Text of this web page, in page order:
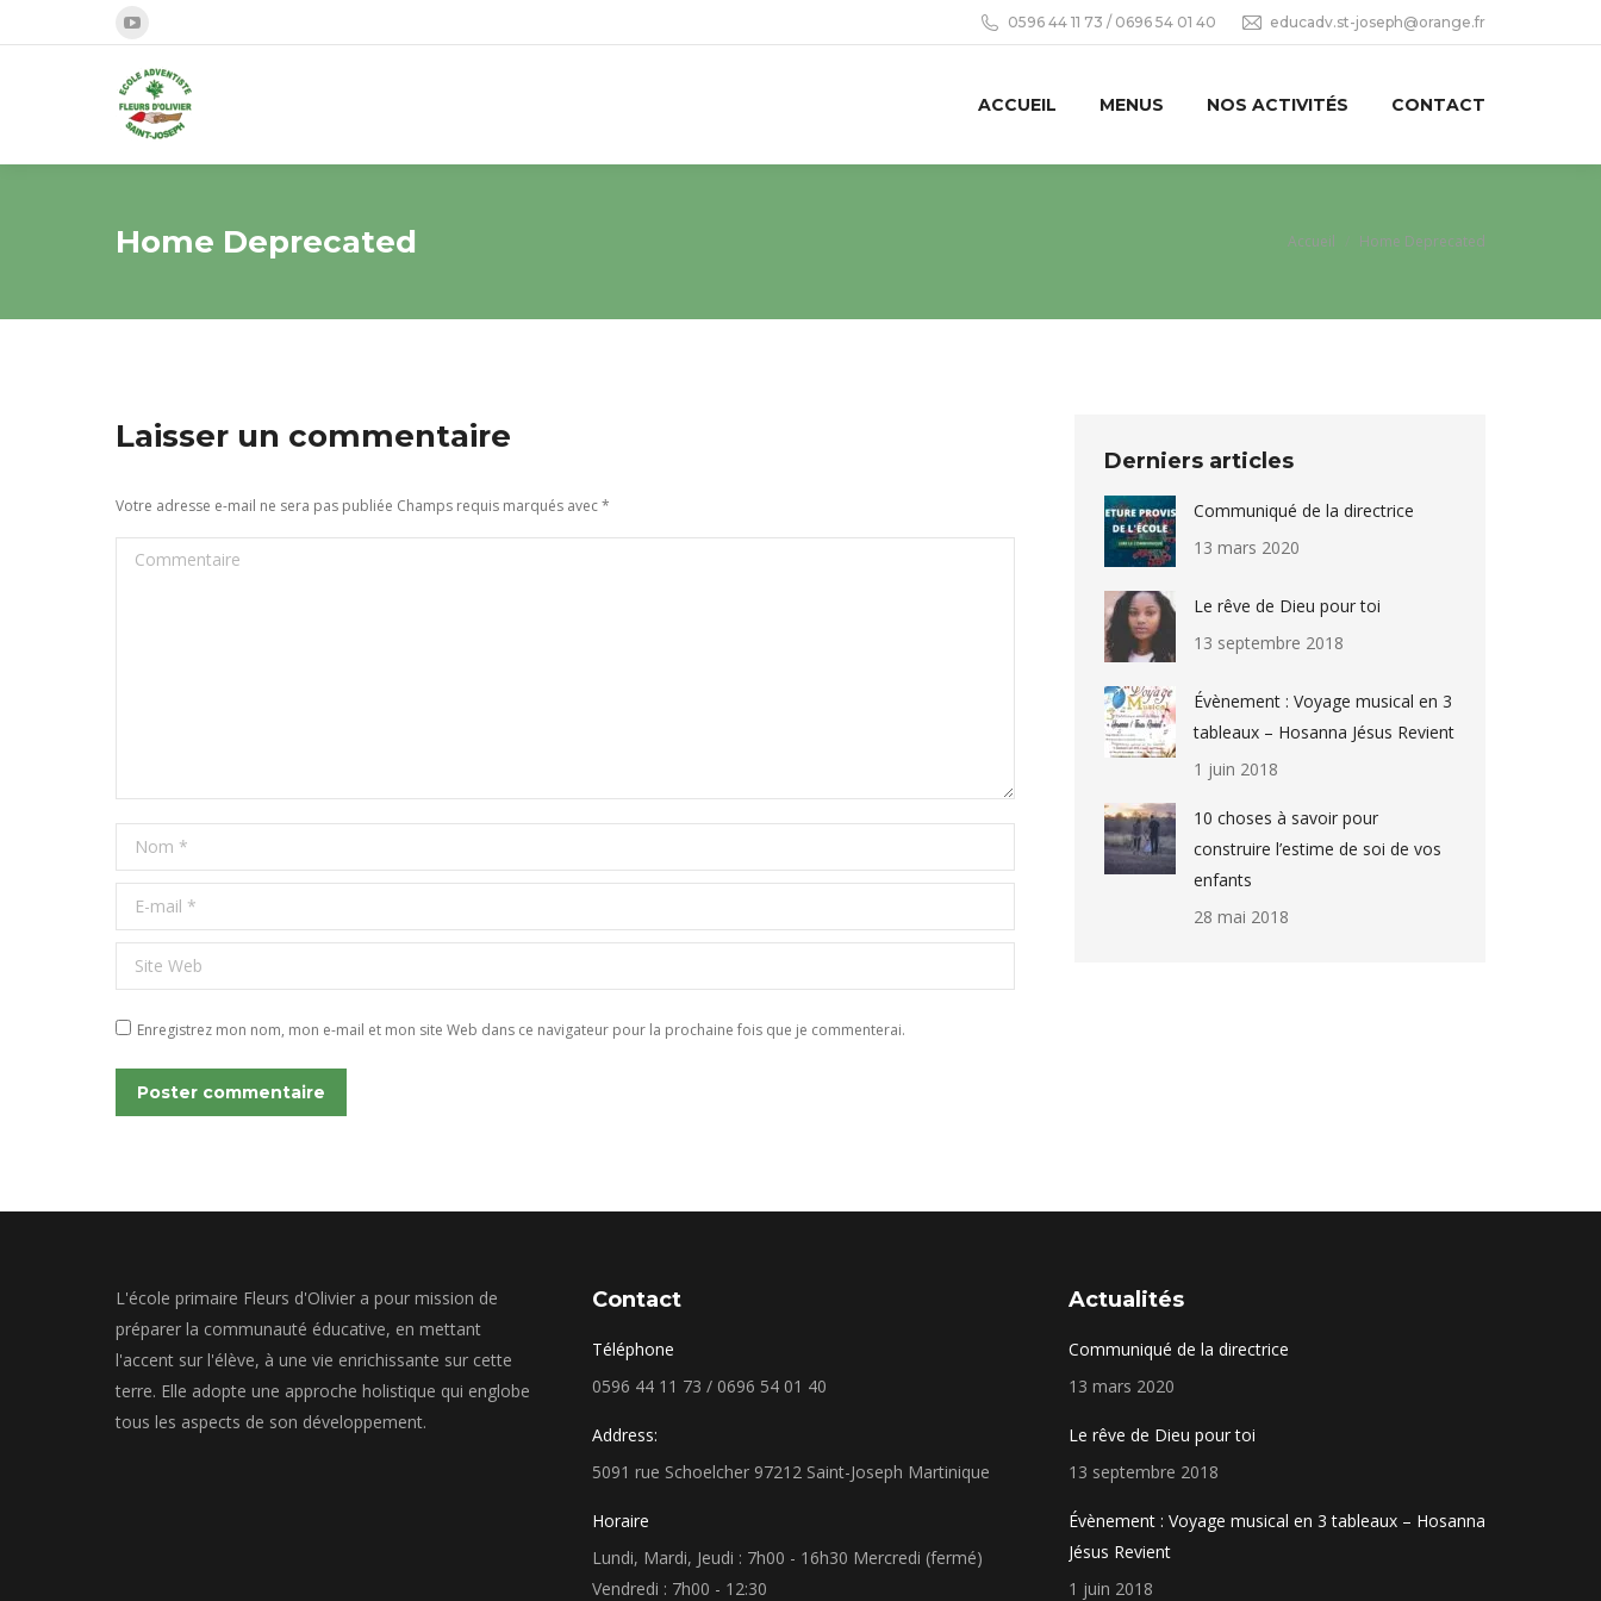
page
YouTube
s'ouvre
dans
nouvelle
0596 44 11 73 / 0696 54 01 40 educadv.st-joseph@orange.fr
ACCUEIL MENUS NOS ACTIVITÉS CONTACT
Home Deprecated Vous êtes ici :
Accueil Home Deprecated
Laisser un commentaire
Votre adresse e-mail ne sera pas publiée Champs requis marqués avec*
Commentaire
Nom *
E-mail *
Site Web
Enregistrez mon nom, mon e-mail et mon site Web dans ce navigateur pour la prochaine fois que je commenterai.
Poster commentaire
Derniers articles
Communiqué de la directrice
13 mars 2020
Le rêve de Dieu pour toi
13 septembre 2018
Évènement : Voyage musical en 3
tableaux – Hosanna Jésus Revient
1 juin 2018
10 choses à savoir pour
construire l’estime de soi de vos
enfants
28 mai 2018
L'école primaire Fleurs d'Olivier a pour mission de
préparer la communauté éducative, en mettant
l'accent sur l'élève, à une vie enrichissante sur cette
terre. Elle adopte une approche holistique qui englobe
tous les aspects de son développement.
Contact
Téléphone
0596 44 11 73 / 0696 54 01 40
Address:
5091 rue Schoelcher 97212 Saint-Joseph Martinique
Horaire
Lundi, Mardi, Jeudi : 7h00 - 16h30 Mercredi (fermé)
Vendredi : 7h00 - 12:30
Actualités
Communiqué de la directrice
13 mars 2020
Le rêve de Dieu pour toi
13 septembre 2018
Évènement : Voyage musical en 3 tableaux – Hosanna
Jésus Revient
1 juin 2018